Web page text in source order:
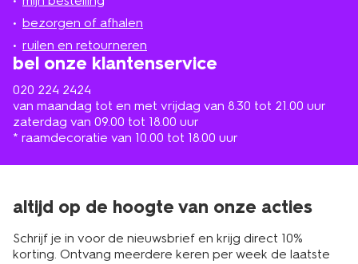
bezorgen of afhalen
ruilen en retourneren
bel onze klantenservice
020 224 2424
van maandag tot en met vrijdag van 8.30 tot 21.00 uur
zaterdag van 09.00 tot 18.00 uur
* raamdecoratie van 10.00 tot 18.00 uur
in
de
buurt
altijd op de hoogte van onze acties
Schrijf je in voor de nieuwsbrief en krijg direct 10%
korting. Ontvang meerdere keren per week de laatste